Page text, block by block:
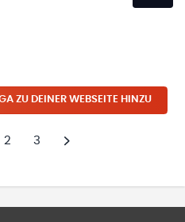
ZU DEINER WEBSEITE HINZU
2 3
Weiter